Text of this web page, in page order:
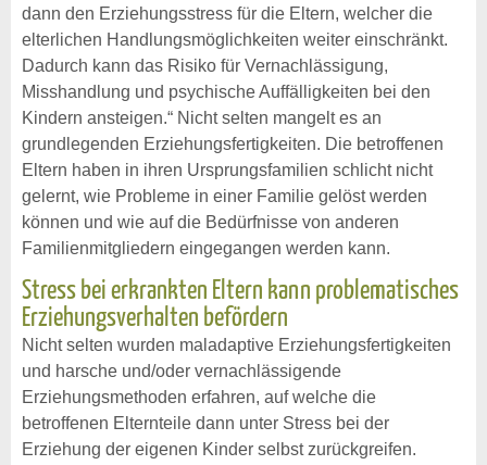
dann den Erziehungsstress für die Eltern, welcher die
elterlichen Handlungsmöglichkeiten weiter einschränkt.
Dadurch kann das Risiko für Vernachlässigung,
Misshandlung und psychische Auffälligkeiten bei den
Kindern ansteigen.“ Nicht selten mangelt es an
grundlegenden Erziehungsfertigkeiten. Die betroffenen
Eltern haben in ihren Ursprungsfamilien schlicht nicht
gelernt, wie Probleme in einer Familie gelöst werden
können und wie auf die Bedürfnisse von anderen
Familienmitgliedern eingegangen werden kann.
Stress bei erkrankten Eltern kann problematisches
Erziehungsverhalten befördern
Nicht selten wurden maladaptive Erziehungsfertigkeiten
und harsche und/oder vernachlässigende
Erziehungsmethoden erfahren, auf welche die
betroffenen Elternteile dann unter Stress bei der
Erziehung der eigenen Kinder selbst zurückgreifen.